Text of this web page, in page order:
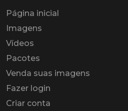
Página inicial
Imagens
Vídeos
Pacotes
Venda suas imagens
Fazer login
Criar conta